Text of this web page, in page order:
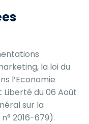
la loi du
l’Economie
Liberté du 06 Août
sur la
2016-679).